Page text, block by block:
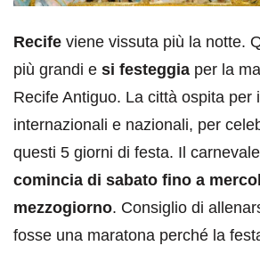
Recife viene vissuta più la notte.
più grandi e si festeggia per la
Recife Antiguo. La città ospita per
internazionali e nazionali, per
questi 5 giorni di festa. Il
comincia di sabato fino a
mezzogiorno. Consiglio di
fosse una maratona perché la